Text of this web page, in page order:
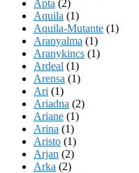
Apta (2)
Aquila (1)
Aquila-Mutante (1)
Aranyalma (1)
Aranykincs (1)
Ardeal (1)
Arensa (1)
Ari (1)
Ariadna (2)
Ariane (1)
Arina (1)
Aristo (1)
Arjan (2)
Arka (2)